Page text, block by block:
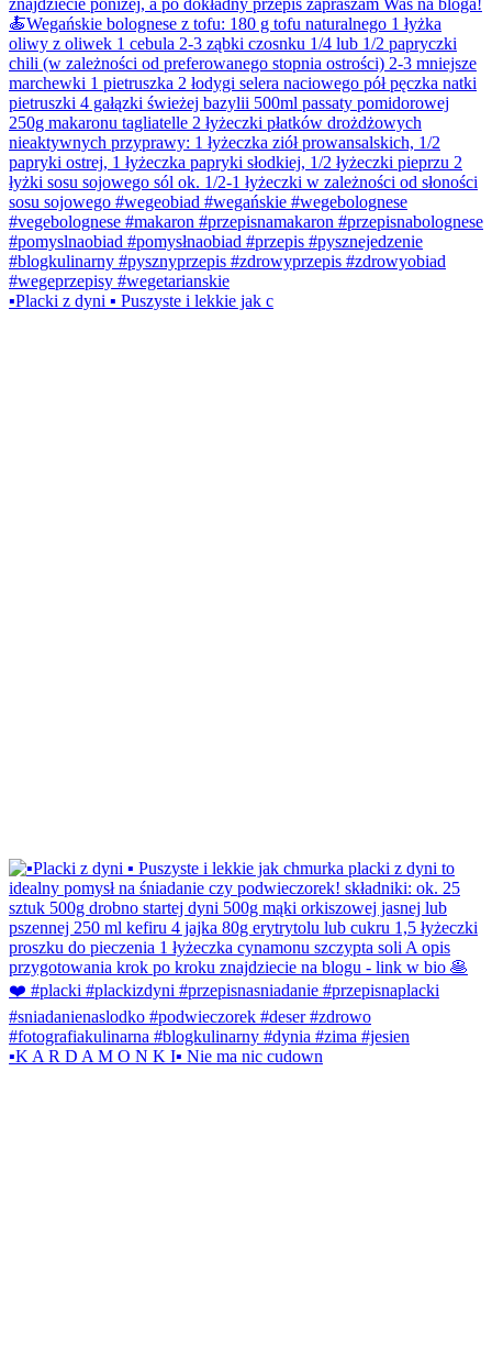
▪️Placki z dyni ▪️ Puszyste i lekkie jak c
▪️K A R D A M O N K I▪️ Nie ma nic cudown